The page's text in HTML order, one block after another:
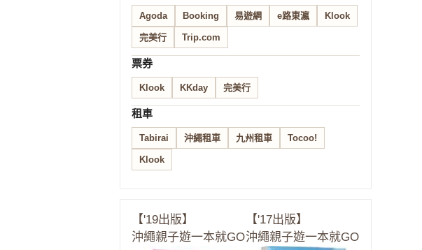
Agoda Booking 易遊網 e路東瀛 Klook
完美行 Trip.com
票券
Klook KKday 完美行
租車
Tabirai 沖繩租車 九州租車 Tocoo!
Klook
【'19出版】
沖繩親子遊一本就GO
【'17出版】
沖繩親子遊一本就GO